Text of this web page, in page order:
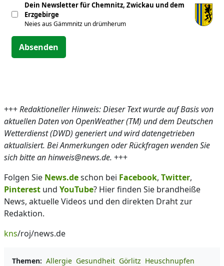
Dein Newsletter für Chemnitz, Zwickau und dem
Erzgebirge
Neies aus Gämmnitz un drümherum
Absenden
+++Redaktioneller Hinweis: Dieser Text wurde auf Basis von
aktuellen Daten von OpenWeather (TM) und dem Deutschen
Wetterdienst (DWD) generiert und wird datengetrieben
aktualisiert. Bei Anmerkungen oder Rückfragen wenden Sie
sich bitte an hinweis@news.de. +++
Folgen Sie News.deschon bei Facebook, Twitter,
Pinterest und YouTube? Hier finden Sie brandheiße
News, aktuelle Videos und den direkten Draht zur
Redaktion.
kns/roj/news.de
Themen: Allergie Gesundheit Görlitz Heuschnupfen